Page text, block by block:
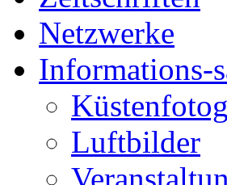
Netzwerke
Informations-
Luftbilder